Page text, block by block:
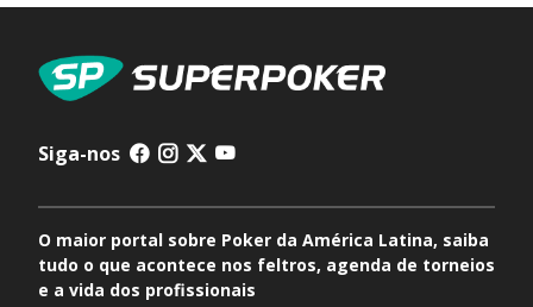
Siga-nos
O maior portal sobre Poker da América Latina, saiba
tudo o que acontece nos feltros, agenda de torneios
e a vida dos profissionais